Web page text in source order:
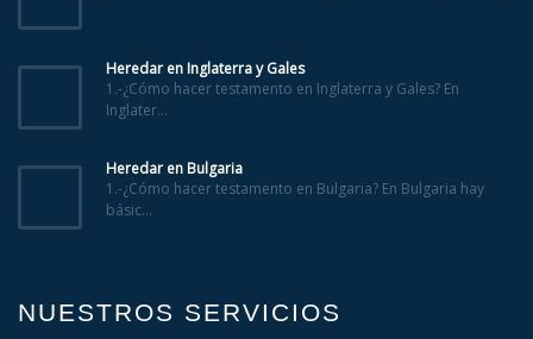
Heredar en Inglaterra y Gales
1.-¿Cómo hacer testamento en Inglaterra y Gales? En
Inglater...
Heredar en Bulgaria
1.-¿Cómo hacer testamento en Bulgaria? En Bulgaria hay
básic...
NUESTROS SERVICIOS